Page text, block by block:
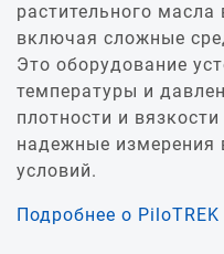
растительного
включая сложные
Это оборудование
температуры и
плотности и
надежные измерения
условий.
Подробнее о